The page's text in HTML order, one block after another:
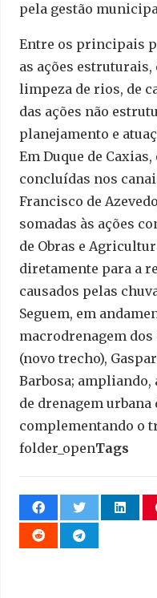
pela gestão
Entre os principais
as ações estruturais,
limpeza de rios, de
das ações não
planejamento e
Em Duque de
concluídas nos
Francisco de
somadas às ações
de Obras e
diretamente para a
causados pelas
Seguem, em
macrodrenagem
(novo trecho),
Barbosa;
de drenagem urbana
complementando o
folder_openTags